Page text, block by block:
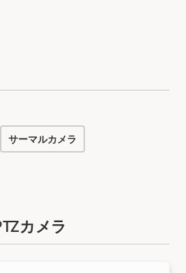
サーマルカメラ
カメラ